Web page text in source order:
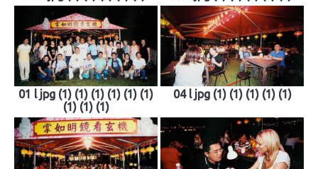
01 l jpg (1) (1) (1) (1) (1) (1)
(1) (1) (1)
04 l jpg (1) (1) (1) (1) (1)